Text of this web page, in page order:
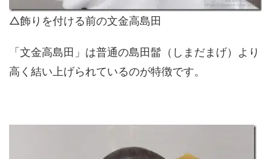
△飾りを付ける前の文金高島田
「文金高島田」は普通の島田髷（しまだまげ）より
高く結い上げられているのが特徴です。